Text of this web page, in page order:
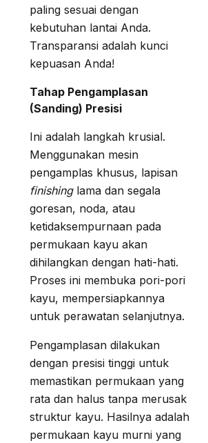
paling sesuai dengan
kebutuhan lantai Anda.
Transparansi adalah kunci
kepuasan Anda!
Tahap Pengamplasan
(Sanding) Presisi
Ini adalah langkah krusial.
Menggunakan mesin
pengamplas khusus, lapisan
finishinglama dan segala
goresan, noda, atau
ketidaksempurnaan pada
permukaan kayu akan
dihilangkan dengan hati-hati.
Proses ini membuka pori-pori
kayu, mempersiapkannya
untuk perawatan selanjutnya.
Pengamplasan dilakukan
dengan presisi tinggi untuk
memastikan permukaan yang
rata dan halus tanpa merusak
struktur kayu. Hasilnya adalah
permukaan kayu murni yang